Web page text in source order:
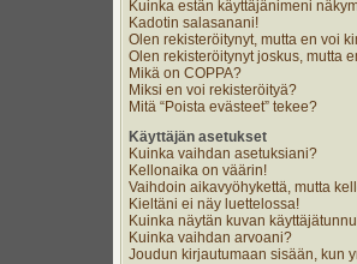
Kuinka estän käyttäjänimeni
Kadotin salasanani!
Olen rekisteröitynyt, mutta en voi
Olen rekisteröitynyt joskus, mutta
Mikä on COPPA?
Miksi en voi rekisteröityä?
Mitä “Poista evästeet” tekee?
Käyttäjän asetukset
Kuinka vaihdan asetuksiani?
Kellonaika on väärin!
Vaihdoin aikavyöhykettä, mutta
Kieltäni ei näy luettelossa!
Kuinka näytän kuvan
Kuinka vaihdan arvoani?
Joudun kirjautumaan sisään, kun